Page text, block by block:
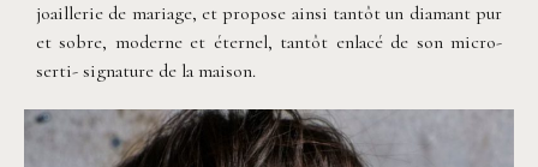
joaillerie de mariage, et propose ainsi tantôt un diamant pur
et sobre, moderne et éternel, tantôt enlacé de son micro-
serti- signature de la maison.